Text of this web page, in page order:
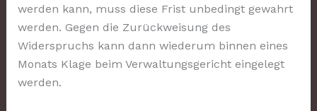
werden kann, muss diese Frist unbedingt gewahrt
werden. Gegen die Zurückweisung des
Widerspruchs kann dann wiederum binnen eines
Monats Klage beim Verwaltungsgericht eingelegt
werden.